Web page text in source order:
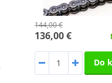
144,00 €
136,00 €
Do